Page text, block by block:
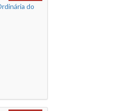
do